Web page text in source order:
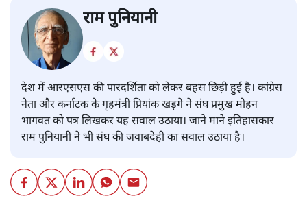
राम पुनियानी
देश में आरएसएस की पारदर्शिता को लेकर बहस छिड़ी हुई है। कांग्रेस
नेता और कर्नाटक के गृहमंत्री प्रियांक खड़गे ने संघ प्रमुख मोहन
भागवत को पत्र लिखकर यह सवाल उठाया। जाने माने इतिहासकार
राम पुनियानी ने भी संघ की जवाबदेही का सवाल उठाया है।